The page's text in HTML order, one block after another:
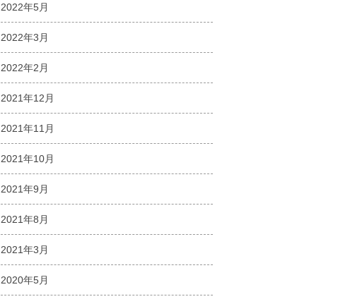
2022年5月
2022年3月
2022年2月
2021年12月
2021年11月
2021年10月
2021年9月
2021年8月
2021年3月
2020年5月